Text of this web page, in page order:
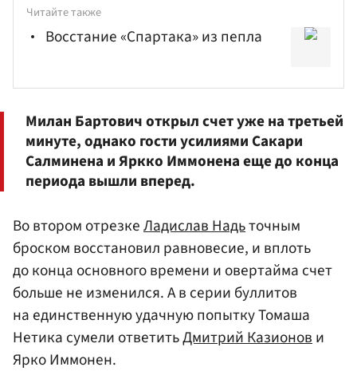
Читайте также
Восстание «Спартака» из пепла
Милан Бартович открыл счет уже на третьей
минуте, однако гости усилиями Сакари
Салминена и Яркко Иммонена еще до конца
периода вышли вперед.
Во втором отрезкеЛадислав Надьточным
броском восстановил равновесие, и вплоть
до конца основного времени и овертайма счет
больше не изменился. А в серии буллитов
на единственную удачную попытку Томаша
Нетика сумели ответитьДмитрий Казионов и
Ярко Иммонен.